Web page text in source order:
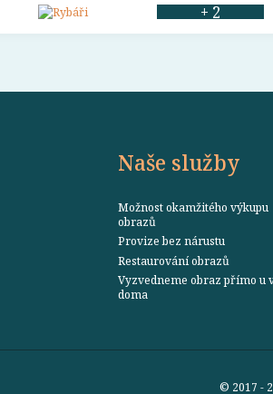
+ 2
Naše služby
Možnost okamžitého výkupu
obrazů
Provize bez nárustu
Restaurování obrazů
Vyzvedneme obraz přímo u
doma
© 2017 -